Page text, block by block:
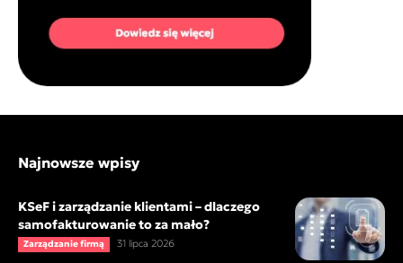
Najnowsze wpisy
KSeF i zarządzanie klientami – dlaczego
samofakturowanie to za mało?
Zarządzanie firmą 31 lipca 2026